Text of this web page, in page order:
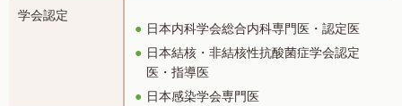
学会認定
日本内科学会総合内科専門医・認定医
日本結核・非結核性抗酸菌症学会認定
医・指導医
日本感染学会専門医